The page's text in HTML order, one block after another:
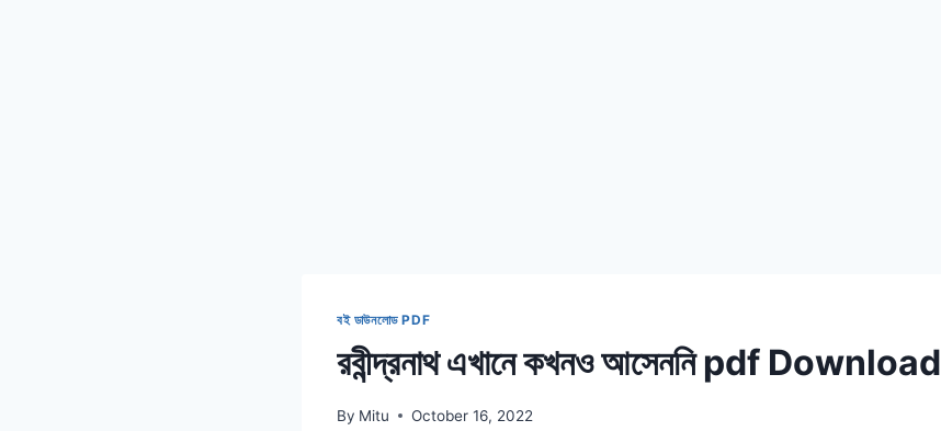
বই ডাউনলোড PDF
রবীন্দ্রনাথ এখানে কখনও আসেননি pdf Download
By Mitu October 16, 2022